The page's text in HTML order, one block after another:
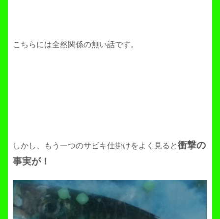
こちらには全然関係の無い話です。
しかし、もう一つのサビキ仕掛けをよく見ると衝撃の
事実が！